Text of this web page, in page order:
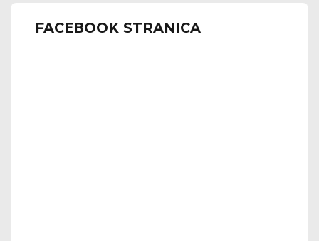
FACEBOOK STRANICA